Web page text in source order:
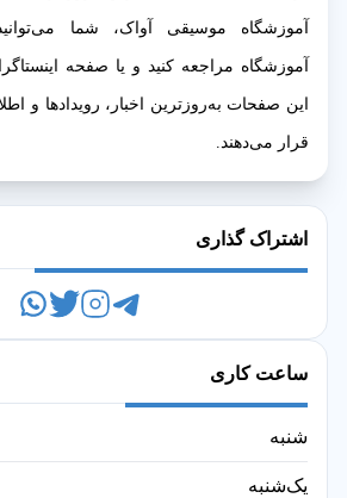
آموزشگاه موسیقی آواک، شما
آموزشگاه مراجعه کنید و یا صفحه
این صفحات به‌روزترین اخبار، رویدادها و
قرار می‌دهند.
اشتراک گذاری
ساعت کاری
شنبه
یک‌شنبه